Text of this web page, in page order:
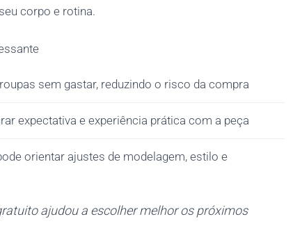
corpo e rotina.
sem gastar, reduzindo o risco da compra
expectativa e experiência prática com a peça
orientar ajustes de modelagem, estilo e
ajudou a escolher melhor os próximos